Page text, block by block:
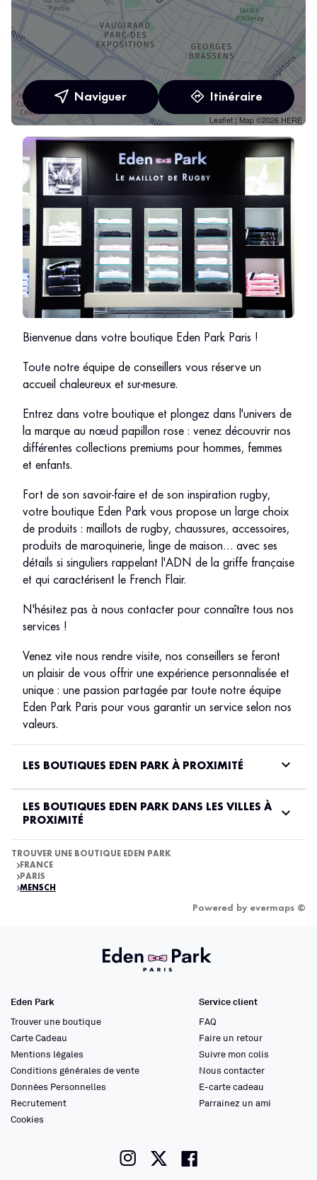
Leaflet | Map ©2026 HERE
Naviguer Itinéraire
Bienvenue dans votre boutique Eden Park Paris !
Toute notre équipe de conseillers vous réserve un
accueil chaleureux et sur-mesure.
Entrez dans votre boutique et plongez dans l'univers de
la marque au nœud papillon rose : venez découvrir nos
différentes collections premiums pour hommes, femmes
et enfants.
Fort de son savoir-faire et de son inspiration rugby,
votre boutique Eden Park vous propose un large choix
de produits : maillots de rugby, chaussures, accessoires,
produits de maroquinerie, linge de maison… avec ses
détails si singuliers rappelant l'ADN de la griffe française
et qui caractérisent le French Flair.
N'hésitez pas à nous contacter pour connaître tous nos
services !
Venez vite nous rendre visite, nos conseillers se feront
un plaisir de vous offrir une expérience personnalisée et
unique : une passion partagée par toute notre équipe
Eden Park Paris pour vous garantir un service selon nos
valeurs.
LES BOUTIQUES EDEN PARK À PROXIMITÉ
LES BOUTIQUES EDEN PARK DANS LES VILLES À
PROXIMITÉ
TROUVER UNE BOUTIQUE EDEN PARK
FRANCE
PARIS
MENSCH
Powered by evermaps ©
Eden Park
Trouver une boutique
Carte Cadeau
Mentions légales
Conditions générales de vente
Données Personnelles
Recrutement
Cookies
Service client
FAQ
Faire un retour
Suivre mon colis
Nous contacter
E-carte cadeau
Parrainez un ami
instagram
twitter